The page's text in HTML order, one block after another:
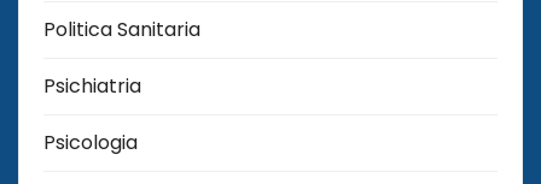
Politica Sanitaria
Psichiatria
Psicologia